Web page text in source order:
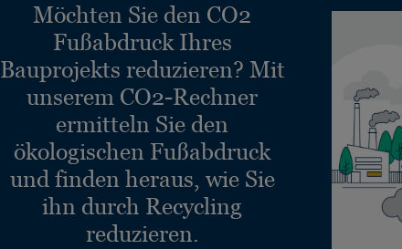
Möchten Sie den CO2
Fußabdruck Ihres
Bauprojekts reduzieren? Mit
unserem CO2-Rechner
ermitteln Sie den
ökologischen Fußabdruck
und finden heraus, wie Sie
ihn durch Recycling
reduzieren.